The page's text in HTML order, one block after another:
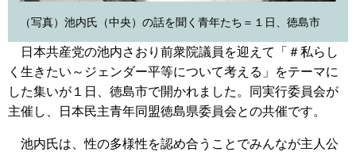
（写真）池内氏（中央）の話を聞く青年たち＝１日、徳島市
日本共産党の池内さおり前衆院議員を迎えて「＃私らし
く生きたい～ジェンダー平等について考える」をテーマに
した集いが１日、徳島市で開かれました。同実行委員会が
主催し、日本民主青年同盟徳島県委員会との共催です。
池内氏は、性の多様性を認め合うことでみんなが主人公